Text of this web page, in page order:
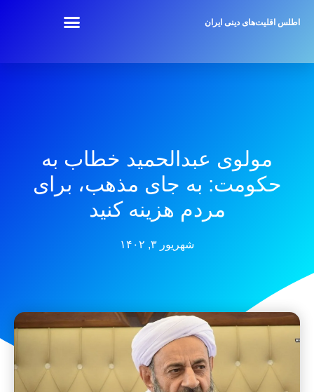
اطلس اقلیت‌های دینی ایران
مولوی عبدالحمید خطاب به
حکومت: به جای مذهب، برای
مردم هزینه کنید
شهریور ۳, ۱۴۰۲